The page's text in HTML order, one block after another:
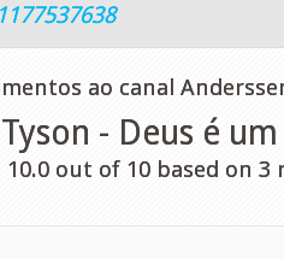
ao canal
- Deus é
10.0 out of 10 based on 3